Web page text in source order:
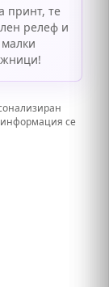
принт, те
релеф и
се